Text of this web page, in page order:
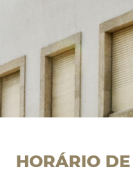
HORÁRIO